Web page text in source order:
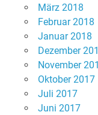
März 2018
Februar 2018
Januar 2018
Dezember
November
Oktober 2017
Juli 2017
Juni 2017